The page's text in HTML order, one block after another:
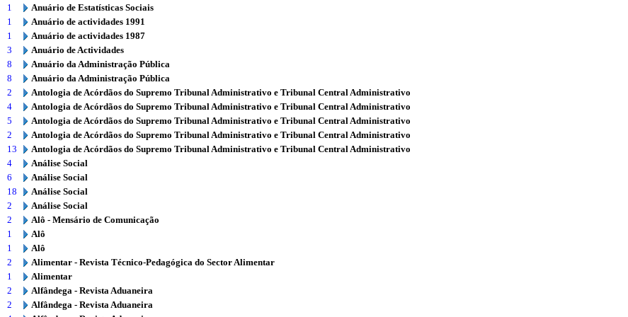
1
Anuário de Estatísticas Sociais
1
Anuário de actividades 1991
1
Anuário de actividades 1987
3
Anuário de Actividades
8
Anuário da Administração Pública
8
Anuário da Administração Pública
2
Antologia de Acórdãos do Supremo Tribunal Administrativo e Tribunal Central Administrativo
4
Antologia de Acórdãos do Supremo Tribunal Administrativo e Tribunal Central Administrativo
5
Antologia de Acórdãos do Supremo Tribunal Administrativo e Tribunal Central Administrativo
2
Antologia de Acórdãos do Supremo Tribunal Administrativo e Tribunal Central Administrativo
13
Antologia de Acórdãos do Supremo Tribunal Administrativo e Tribunal Central Administrativo
4
Análise Social
6
Análise Social
18
Análise Social
2
Análise Social
2
Alô - Mensário de Comunicação
1
Alô
1
Alô
2
Alimentar - Revista Técnico-Pedagógica do Sector Alimentar
1
Alimentar
2
Alfândega - Revista Aduaneira
2
Alfândega - Revista Aduaneira